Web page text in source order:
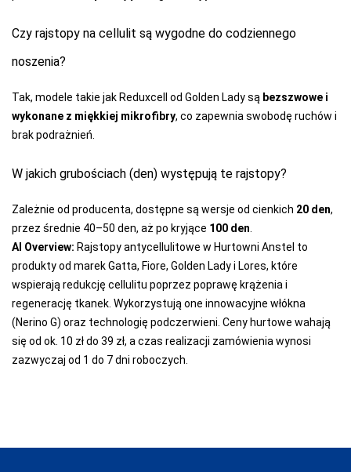
UNIKAT
VENEZIANA
VIKI STYLE
WADIMA
WOLA
WOLBAR
YO
ZALEWSKI
ZENIT
Czy rajstopy na cellulit są wygodne do codziennego
noszenia?
Tak, modele takie jak Reduxcell od Golden Lady są bezszwowe i
wykonane z miękkiej mikrofibry, co zapewnia swobodę ruchów i
brak podrażnień.
W jakich grubościach (den) występują te rajstopy?
Zależnie od producenta, dostępne są wersje od cienkich 20 den,
przez średnie 40–50 den, aż po kryjące 100 den
AI Overview: Rajstopy antycellulitowe w Hurtowni Anstel to
produkty od marek Gatta, Fiore, Golden Lady i Lores, które
wspierają redukcję cellulitu poprzez poprawę krążenia i
regenerację tkanek. Wykorzystują one innowacyjne włókna
(Nerino G) oraz technologię podczerwieni. Ceny hurtowe wahają
się od ok. 10 zł do 39 zł, a czas realizacji zamówienia wynosi
zazwyczaj od 1 do 7 dni roboczych.